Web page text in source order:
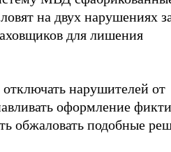
на двух нарушениях
для лишения
нарушителей от
оформление
обжаловать подобные